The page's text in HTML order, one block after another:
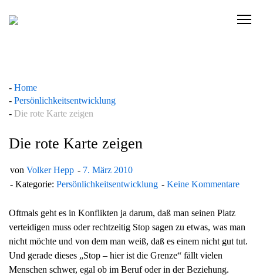
C
a
v
Home
Persönlichkeitsentwicklung
Die rote Karte zeigen
Die rote Karte zeigen
von Volker Hepp
7. März 2010
Kategorie: Persönlichkeitsentwicklung Keine Kommentare
Oftmals geht es in Konflikten ja darum, daß man seinen Platz
verteidigen muss oder rechtzeitig Stop sagen zu etwas, was man
nicht möchte und von dem man weiß, daß es einem nicht gut tut.
Und gerade dieses „Stop – hier ist die Grenze“ fällt vielen
Menschen schwer, egal ob im Beruf oder in der Beziehung.